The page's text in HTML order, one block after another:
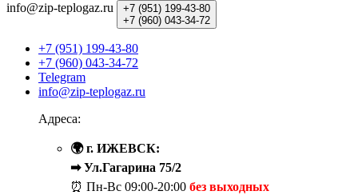
info@zip-teplogaz.ru +7 (951) 199-43-80
+7 (960) 043-34-72
+7 (951) 199-43-80
+7 (960) 043-34-72
Telegram
info@zip-teplogaz.ru
Адреса:
🌍 г. ИЖЕВСК:
➡ Ул.Гагарина 75/2
⏰ Пн-Вс 09:00-20:00 без выходных